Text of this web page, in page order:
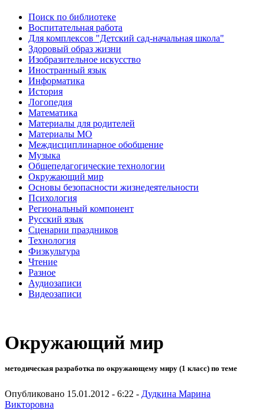
Поиск по библиотеке
Воспитательная работа
Для комплексов "Детский сад-начальная школа"
Здоровый образ жизни
Изобразительное искусство
Иностранный язык
Информатика
История
Логопедия
Математика
Материалы для родителей
Материалы МО
Междисциплинарное обобщение
Музыка
Общепедагогические технологии
Окружающий мир
Основы безопасности жизнедеятельности
Психология
Региональный компонент
Русский язык
Сценарии праздников
Технология
Физкультура
Чтение
Разное
Аудиозаписи
Видеозаписи
Окружающий мир
методическая разработка по окружающему миру (1 класс) по теме
Опубликовано 15.01.2012 - 6:22 - Дудкина Марина
Викторовна